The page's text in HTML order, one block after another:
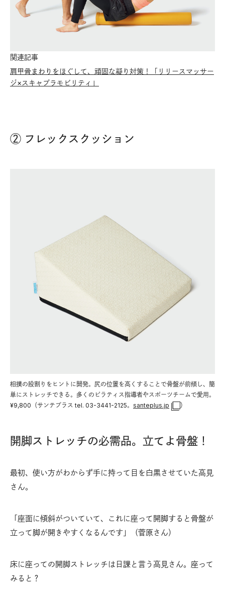
関連記事
肩甲骨まわりをほぐして、頑固な凝り対策！「リリースマッサー
ジ×スキャプラモビリティ」
② フレックスクッション
相撲の股割りをヒントに開発。尻の位置を高くすることで骨盤が前傾し、簡
単にストレッチできる。多くのピラティス指導者やスポーツチームで愛用。
¥9,800（サンテプラス tel. 03-3441-2125。 santeplus.jp ）
開脚ストレッチの必需品。立てよ骨盤！
最初、使い方がわからず手に持って目を白黒させていた高見
さん。
「座面に傾斜がついていて、これに座って開脚すると骨盤が
立って脚が開きやすくなるんです」（菅原さん）
床に座っての開脚ストレッチは日課と言う高見さん。座って
みると？